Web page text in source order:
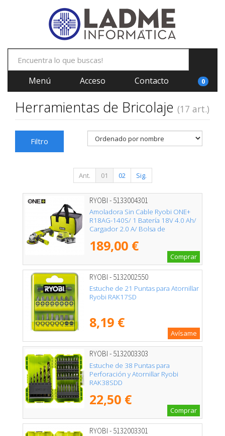
Menú Acceso Contacto 0
Herramientas de Bricolaje (17 art.)
Filtro
Ant. 01 02 Sig.
RYOBI - 5133004301
Amoladora Sin Cable Ryobi ONE+
R18AG-140S/ 1 Batería 18V 4.0 Ah/
Cargador 2.0 A/ Bolsa de
189,00 €
Comprar
RYOBI - 5132002550
Estuche de 21 Puntas para Atornillar
Ryobi RAK17SD
8,19 €
Avísame
RYOBI - 5132003303
Estuche de 38 Puntas para
Perforación y Atornillar Ryobi
RAK38SDD
22,50 €
Comprar
RYOBI - 5132003301